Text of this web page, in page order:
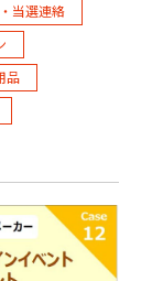
当選連絡
品